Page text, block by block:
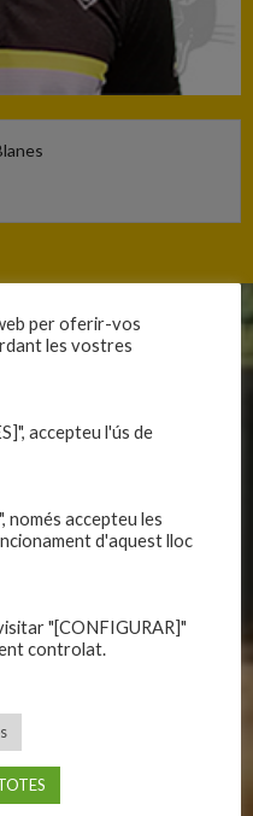
El Vilar
per oferir-vos
les vostres
accepteu l'ús de
només accepteu les
d'aquest lloc
"[CONFIGURAR]"
controlat.